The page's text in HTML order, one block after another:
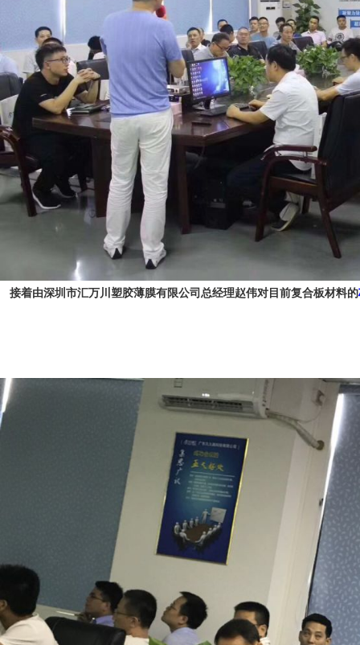
接着由深圳市汇万川塑胶薄膜有限公司总经理赵伟对目前复合板材料的